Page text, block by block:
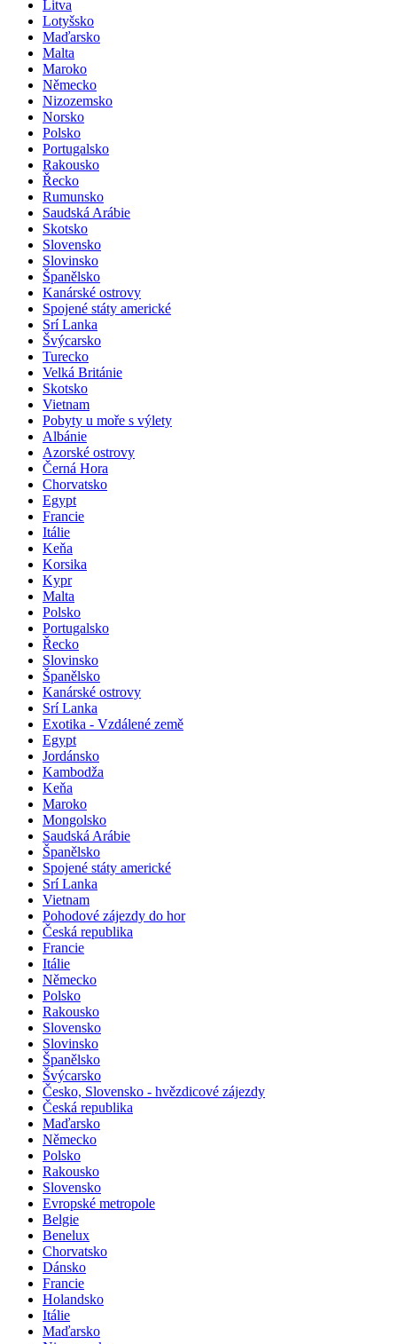
Litva
Lotyšsko
Maďarsko
Malta
Maroko
Německo
Nizozemsko
Norsko
Polsko
Portugalsko
Rakousko
Řecko
Rumunsko
Saudská Arábie
Skotsko
Slovensko
Slovinsko
Španělsko
Kanárské ostrovy
Spojené státy americké
Srí Lanka
Švýcarsko
Turecko
Velká Británie
Skotsko
Vietnam
Pobyty u moře s výlety
Albánie
Azorské ostrovy
Černá Hora
Chorvatsko
Egypt
Francie
Itálie
Keňa
Korsika
Kypr
Malta
Polsko
Portugalsko
Řecko
Slovinsko
Španělsko
Kanárské ostrovy
Srí Lanka
Exotika - Vzdálené země
Egypt
Jordánsko
Kambodža
Keňa
Maroko
Mongolsko
Saudská Arábie
Španělsko
Spojené státy americké
Srí Lanka
Vietnam
Pohodové zájezdy do hor
Česká republika
Francie
Itálie
Německo
Polsko
Rakousko
Slovensko
Slovinsko
Španělsko
Švýcarsko
Česko, Slovensko - hvězdicové zájezdy
Česká republika
Maďarsko
Německo
Polsko
Rakousko
Slovensko
Evropské metropole
Belgie
Benelux
Chorvatsko
Dánsko
Francie
Holandsko
Itálie
Maďarsko